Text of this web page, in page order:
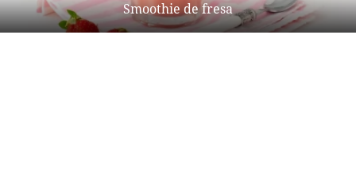
Smoothie de fresa